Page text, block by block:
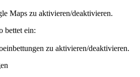
Maps zu aktivieren/deaktivieren.
bettet ein:
zu aktivieren/deaktivieren.